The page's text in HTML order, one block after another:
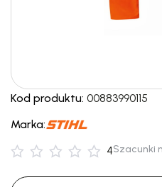
Kod produktu: 00883990115
Marka:
4Szacunki